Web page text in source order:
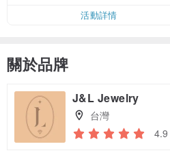
活動詳情
關於品牌
J&L Jewelry
台灣
4.9